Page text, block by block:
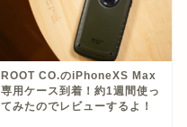
ROOT CO.のiPhoneXS Max
専用ケース到着！約1週間使っ
てみたのでレビューするよ！